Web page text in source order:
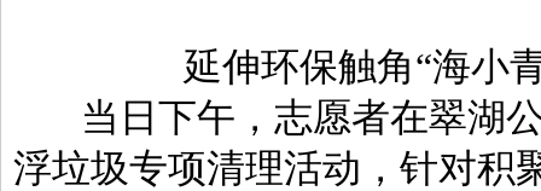
延伸环保触角“海小
当日下午，志愿者在翠湖
浮垃圾专项清理活动，针对积